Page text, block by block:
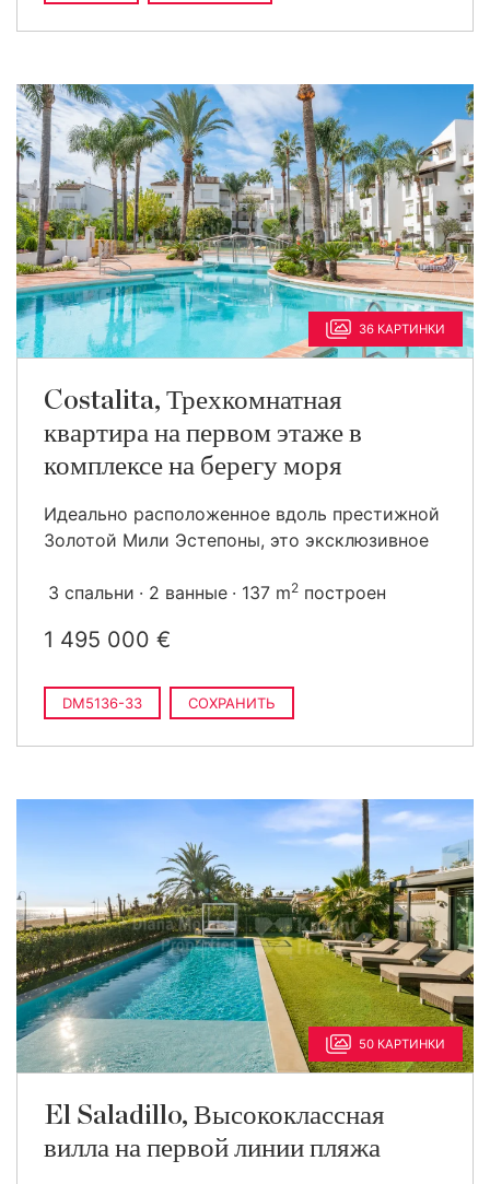
36 КАРТИНКИ
Costalita, Трехкомнатная
квартира на первом этаже в
комплексе на берегу моря
Идеально расположенное вдоль престижной
Золотой Мили Эстепоны, это эксклюзивное
3 спальни 2 ванные 137 m2 построен
1 495 000 €
DM5136-33 СОХРАНИТЬ
50 КАРТИНКИ
El Saladillo, Высококлассная
вилла на первой линии пляжа